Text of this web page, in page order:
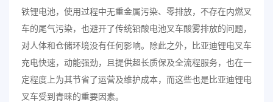
铁锂电池，使用过程中无重金属污染、零排放，不存在内燃叉
车的尾气污染，也避开了传统铅酸电池叉车酸雾排放的问题，
对人体和仓储环境没有任何影响。除此之外，比亚迪锂电叉车
充电快速，动能强劲，且提供超长质保及全流程服务，也在一
定程度上为其节省了运营及维护成本，而这些也是比亚迪锂电
叉车受到青睐的重要因素。